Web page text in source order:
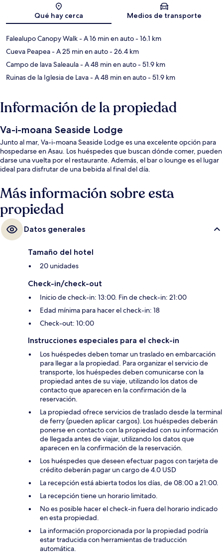
Sección del mapa
Qué hay cerca Medios de transporte
Falealupo Canopy Walk- A 16 min en auto- 16.1 km
Cueva Peapea- A 25 min en auto- 26.4 km
Campo de lava Saleaula- A 48 min en auto- 51.9 km
Ruinas de la Iglesia de Lava- A 48 min en auto- 51.9 km
Información de la propiedad
Va-i-moana Seaside Lodge
Junto al mar, Va-i-moana Seaside Lodge es una excelente opción para
hospedarse en Asau. Los huéspedes que buscan dónde comer, pueden
darse una vuelta por el restaurante. Además, el bar o lounge es el lugar
ideal para disfrutar de una bebida al final del día.
Más información sobre esta
propiedad
Datos generales
Tamaño del hotel
20 unidades
Check-in/check-out
Inicio de check-in: 13:00. Fin de check-in: 21:00
Edad mínima para hacer el check-in: 18
Check-out: 10:00
Instrucciones especiales para el check-in
Los huéspedes deben tomar un traslado en embarcación
para llegar a la propiedad. Para organizar el servicio de
transporte, los huéspedes deben comunicarse con la
propiedad antes de su viaje, utilizando los datos de
contacto que aparecen en la confirmación de la
reservación.
La propiedad ofrece servicios de traslado desde la terminal
de ferry (pueden aplicar cargos). Los huéspedes deberán
ponerse en contacto con la propiedad con su información
de llegada antes de viajar, utilizando los datos que
aparecen en la confirmación de la reservación.
Los huéspedes que deseen efectuar pagos con tarjeta de
crédito deberán pagar un cargo de 4.0 USD
La recepción está abierta todos los días, de 08:00 a 21:00.
La recepción tiene un horario limitado.
No es posible hacer el check-in fuera del horario indicado
en esta propiedad.
La información proporcionada por la propiedad podría
estar traducida con herramientas de traducción
automática.